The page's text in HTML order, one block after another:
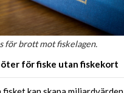
för brott mot fiskelagen.
för fiske utan fiskekort